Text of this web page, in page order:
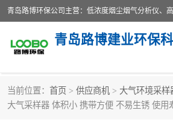
青岛路博建业环保
当前位置： 首页 > 供应商机 > 大气环境采样
大气采样器 体积小 携带方便 不易生锈 使用
生物安全柜 气体